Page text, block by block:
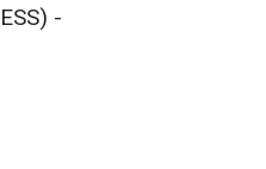
-